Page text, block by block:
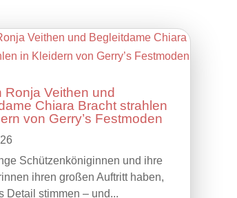
Ronja Veithen und
Chiara Bracht strahlen
von Gerry’s Festmoden
Schützenköniginnen und ihre
ihren großen Auftritt haben,
Detail stimmen – und...